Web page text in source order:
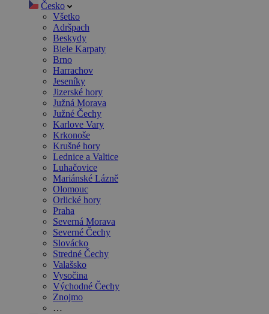
Česko
Všetko
Adršpach
Beskydy
Biele Karpaty
Brno
Harrachov
Jeseníky
Jizerské hory
Južná Morava
Južné Čechy
Karlove Vary
Krkonoše
Krušné hory
Lednice a Valtice
Luhačovice
Mariánské Lázně
Olomouc
Orlické hory
Praha
Severná Morava
Severné Čechy
Slovácko
Stredné Čechy
Valašsko
Vysočina
Východné Čechy
Znojmo
…